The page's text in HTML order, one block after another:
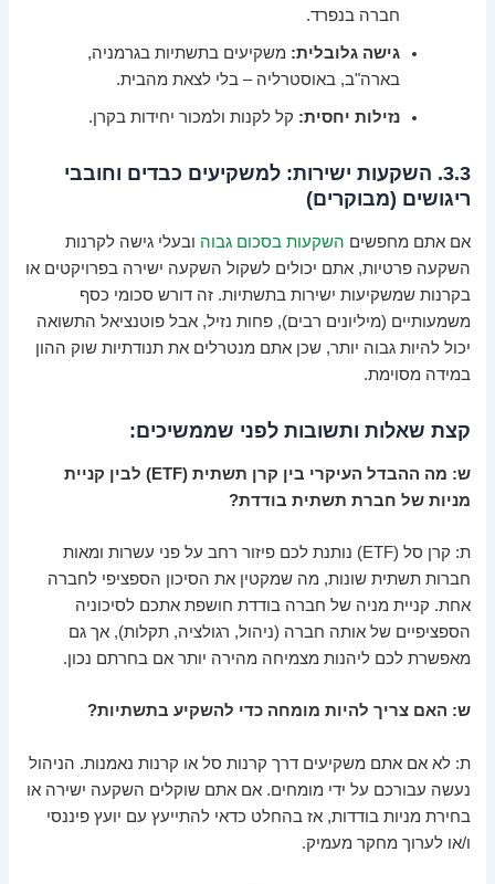
חברה בנפרד.
גישה גלובלית: משקיעים בתשתיות בגרמניה,
בארה"ב, באוסטרליה – בלי לצאת מהבית.
נזילות יחסית: קל לקנות ולמכור יחידות בקרן.
3.3. השקעות ישירות: למשקיעים כבדים וחובבי
ריגושים (מבוקרים)
אם אתם מחפשים השקעות בסכום גבוה ובעלי גישה לקרנות
השקעה פרטיות, אתם יכולים לשקול השקעה ישירה בפרויקטים או
בקרנות שמשקיעות ישירות בתשתיות. זה דורש סכומי כסף
משמעותיים (מיליונים רבים), פחות נזיל, אבל פוטנציאל התשואה
יכול להיות גבוה יותר, שכן אתם מנטרלים את תנודתיות שוק ההון
במידה מסוימת.
קצת שאלות ותשובות לפני שממשיכים:
ש: מה ההבדל העיקרי בין קרן תשתית (ETF) לבין קניית
מניות של חברת תשתית בודדת?
ת: קרן סל (ETF) נותנת לכם פיזור רחב על פני עשרות ומאות
חברות תשתית שונות, מה שמקטין את הסיכון הספציפי לחברה
אחת. קניית מניה של חברה בודדת חושפת אתכם לסיכוניה
הספציפיים של אותה חברה (ניהול, רגולציה, תקלות), אך גם
מאפשרת לכם ליהנות מצמיחה מהירה יותר אם בחרתם נכון.
ש: האם צריך להיות מומחה כדי להשקיע בתשתיות?
ת: לא אם אתם משקיעים דרך קרנות סל או קרנות נאמנות. הניהול
נעשה עבורכם על ידי מומחים. אם אתם שוקלים השקעה ישירה או
בחירת מניות בודדות, אז בהחלט כדאי להתייעץ עם יועץ פיננסי
ו/או לערוך מחקר מעמיק.